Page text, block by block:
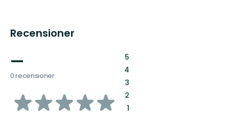
Recensioner
—
0 recensioner
av
5:
4:
3:
2:
1: